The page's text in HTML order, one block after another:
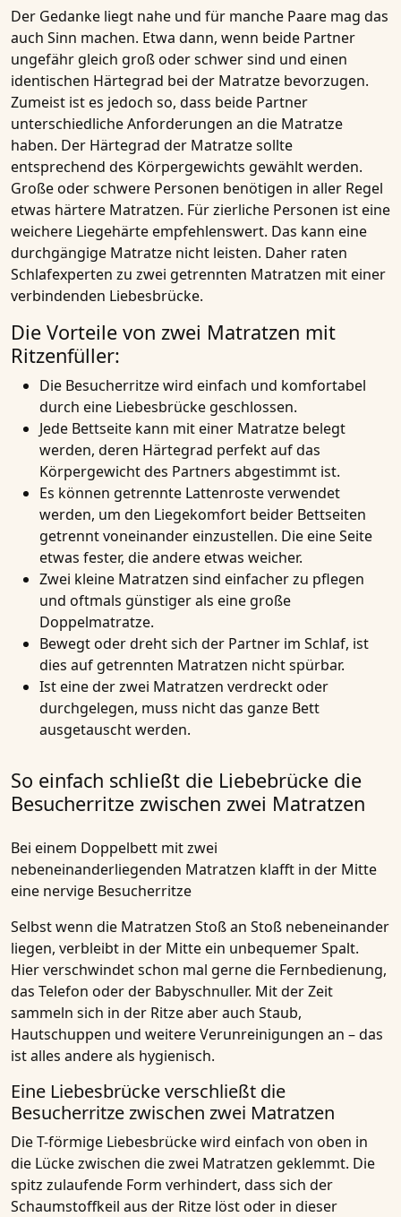
Der Gedanke liegt nahe und für manche Paare mag das
auch Sinn machen. Etwa dann, wenn beide Partner
ungefähr gleich groß oder schwer sind und einen
identischen Härtegrad bei der Matratze bevorzugen.
Zumeist ist es jedoch so, dass beide Partner
unterschiedliche Anforderungen an die Matratze
haben. Der Härtegrad der Matratze sollte
entsprechend des Körpergewichts gewählt werden.
Große oder schwere Personen benötigen in aller Regel
etwas härtere Matratzen. Für zierliche Personen ist eine
weichere Liegehärte empfehlenswert. Das kann eine
durchgängige Matratze nicht leisten. Daher raten
Schlafexperten zu zwei getrennten Matratzen mit einer
verbindenden Liebesbrücke.
Die Vorteile von zwei Matratzen mit
Ritzenfüller:
Die Besucherritze wird einfach und komfortabel
durch eine Liebesbrücke geschlossen.
Jede Bettseite kann mit einer Matratze belegt
werden, deren Härtegrad perfekt auf das
Körpergewicht des Partners abgestimmt ist.
Es können getrennte Lattenroste verwendet
werden, um den Liegekomfort beider Bettseiten
getrennt voneinander einzustellen. Die eine Seite
etwas fester, die andere etwas weicher.
Zwei kleine Matratzen sind einfacher zu pflegen
und oftmals günstiger als eine große
Doppelmatratze.
Bewegt oder dreht sich der Partner im Schlaf, ist
dies auf getrennten Matratzen nicht spürbar.
Ist eine der zwei Matratzen verdreckt oder
durchgelegen, muss nicht das ganze Bett
ausgetauscht werden.
So einfach schließt die Liebebrücke die
Besucherritze zwischen zwei Matratzen
Bei einem Doppelbett mit zwei
nebeneinanderliegenden Matratzen klafft in der Mitte
eine nervige Besucherritze
Selbst wenn die Matratzen Stoß an Stoß nebeneinander
liegen, verbleibt in der Mitte ein unbequemer Spalt.
Hier verschwindet schon mal gerne die Fernbedienung,
das Telefon oder der Babyschnuller. Mit der Zeit
sammeln sich in der Ritze aber auch Staub,
Hautschuppen und weitere Verunreinigungen an – das
ist alles andere als hygienisch.
Eine Liebesbrücke verschließt die
Besucherritze zwischen zwei Matratzen
Die T-förmige Liebesbrücke wird einfach von oben in
die Lücke zwischen die zwei Matratzen geklemmt. Die
spitz zulaufende Form verhindert, dass sich der
Schaumstoffkeil aus der Ritze löst oder in dieser